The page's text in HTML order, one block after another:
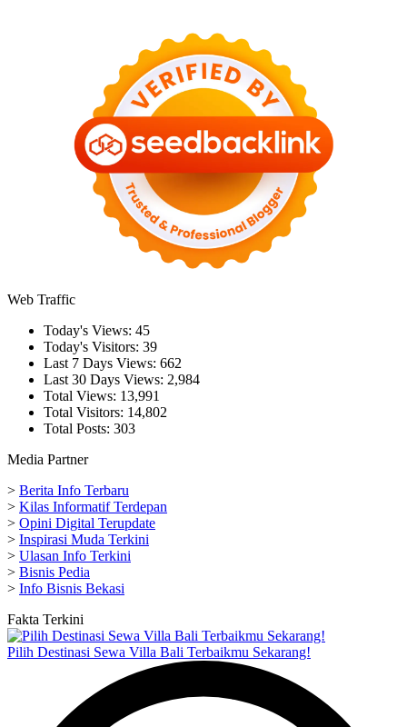
Web Traffic
Today's Views: 45
Today's Visitors: 39
Last 7 Days Views: 662
Last 30 Days Views: 2,984
Total Views: 13,991
Total Visitors: 14,802
Total Posts: 303
Media Partner
> Berita Info Terbaru
> Kilas Informatif Terdepan
> Opini Digital Terupdate
> Inspirasi Muda Terkini
> Ulasan Info Terkini
> Bisnis Pedia
> Info Bisnis Bekasi
Fakta Terkini
Pilih Destinasi Sewa Villa Bali Terbaikmu Sekarang!